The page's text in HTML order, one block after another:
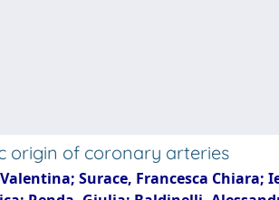
origin of coronary arteries
Surace, Francesca